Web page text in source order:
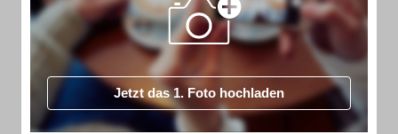
Jetzt das 1. Foto hochladen